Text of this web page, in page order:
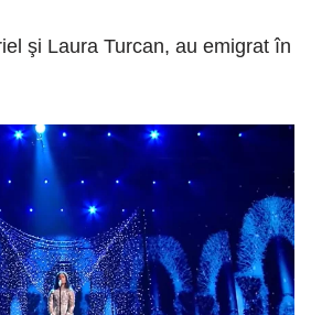
şi Laura Turcan, au emigrat în